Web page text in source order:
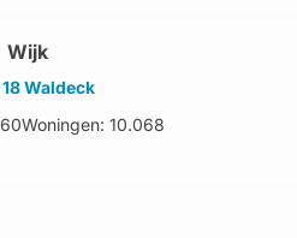
Wijk
Waldeck
Woningen: 10.068